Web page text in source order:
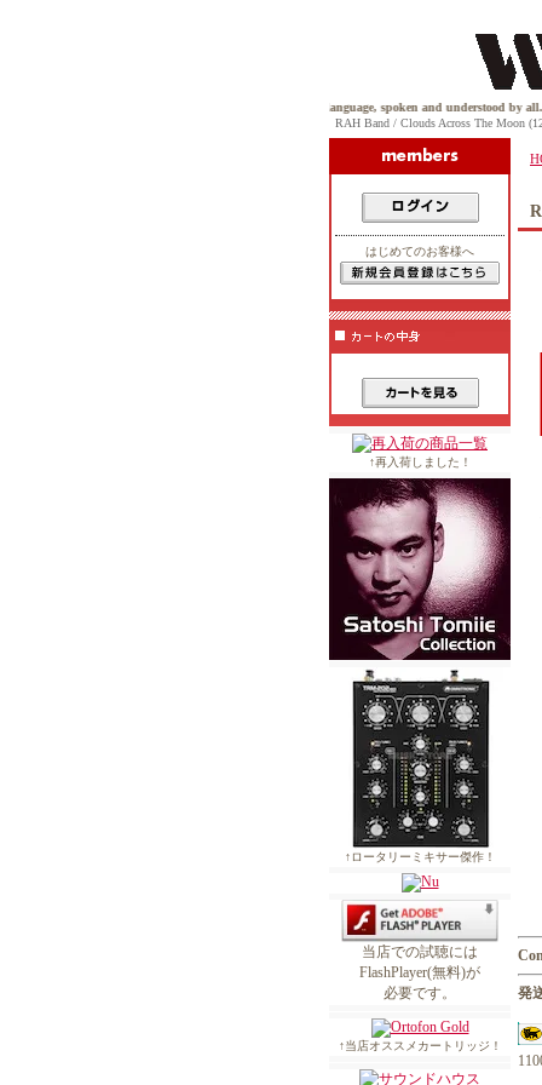
house because house music is a universal language, spoken and
RAH Band / Clouds Across The Moon
はじめてのお客様へ
↑再入荷しました！
↑ロータリーミキサー傑作！
当店での試聴には
FlashPlayer(無料)が
必要です。
↑当店オススメカートリッジ！
発